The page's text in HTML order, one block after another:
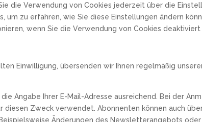
die Verwendung von Cookies jederzeit über die
um zu erfahren, wie Sie diese Einstellungen ändern
wenn Sie die Verwendung von Cookies deaktiviert
Einwilligung, übersenden wir Ihnen regelmäßig
Angabe Ihrer E-Mail-Adresse ausreichend. Bei der
diesen Zweck verwendet. Abonnenten können auch
Änderungen des Newsletterangebots